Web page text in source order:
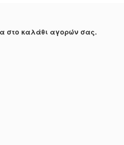
στο καλάθι αγορών σας.